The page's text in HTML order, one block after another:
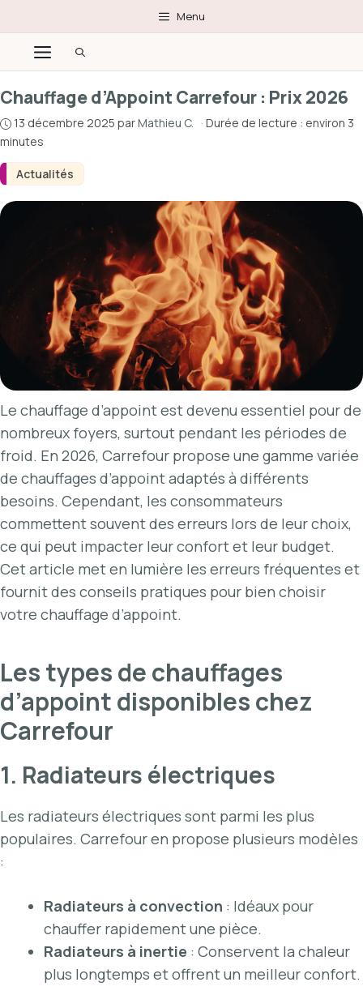
au
contenu
Menu
Menu
Actualités
Chauffage d’Appoint Carrefour : Prix 2026
13 décembre 2025 parMathieu C. · Durée de lecture : environ 3
minutes
Le chauffage d’appoint est devenu essentiel pour de
nombreux foyers, surtout pendant les périodes de
froid. En 2026, Carrefour propose une gamme variée
de chauffages d’appoint adaptés à différents
besoins. Cependant, les consommateurs
commettent souvent des erreurs lors de leur choix,
ce qui peut impacter leur confort et leur budget.
Cet article met en lumière les erreurs fréquentes et
fournit des conseils pratiques pour bien choisir
votre chauffage d’appoint.
Les types de chauffages
d’appoint disponibles chez
Carrefour
1. Radiateurs électriques
Les radiateurs électriques sont parmi les plus
populaires. Carrefour en propose plusieurs modèles
:
Radiateurs à convection : Idéaux pour
chauffer rapidement une pièce.
Radiateurs à inertie : Conservent la chaleur
plus longtemps et offrent un meilleur confort.